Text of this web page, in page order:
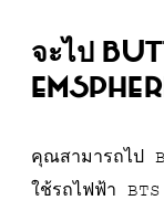
จะไป
คุณสามารถไป
ใช้รถไฟฟ้า